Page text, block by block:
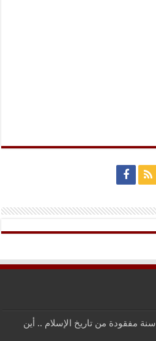
اكثر من 183 سنة مفقودة من تاريخ الإسلام .. أين